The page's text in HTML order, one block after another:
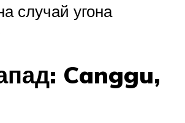
случай угона
Canggu,